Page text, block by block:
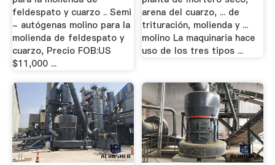
feldespato y cuarzo .. Semi
- autógenas molino para la
molienda de feldespato y
cuarzo, Precio FOB:US
$11,000 ...
arena del cuarzo, ... de
trituración, molienda y ...
molino La maquinaria hace
uso de los tres tipos ...